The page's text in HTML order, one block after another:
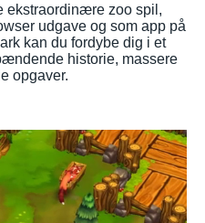
ekstraordinære zoo spil,
udgave og som app på
kan du fordybe dig i et
historie, massere
opgaver.